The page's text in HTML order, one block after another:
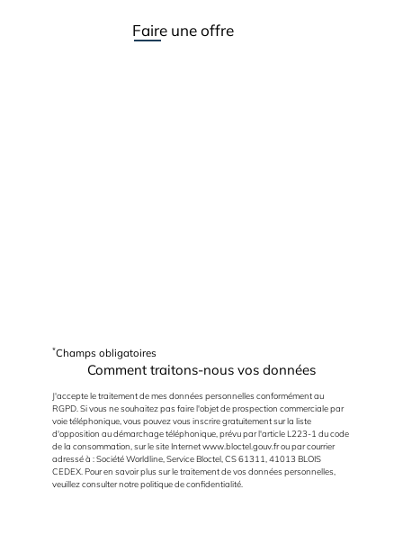
Faire une offre
*Champs obligatoires
Comment traitons-nous vos données
J'accepte le traitement de mes données personnelles conformément au
RGPD. Si vous ne souhaitez pas faire l'objet de prospection commerciale par
voie téléphonique, vous pouvez vous inscrire gratuitement sur la liste
d'opposition au démarchage téléphonique, prévu par l'article L223-1 du code
de la consommation, sur le site Internetwww.bloctel.gouv.frou par courrier
adressé à : Société Worldline, Service Bloctel, CS 61311, 41013 BLOIS
CEDEX. Pour en savoir plus sur le traitement de vos données personnelles,
veuillez consulter notre politique de confidentialité.